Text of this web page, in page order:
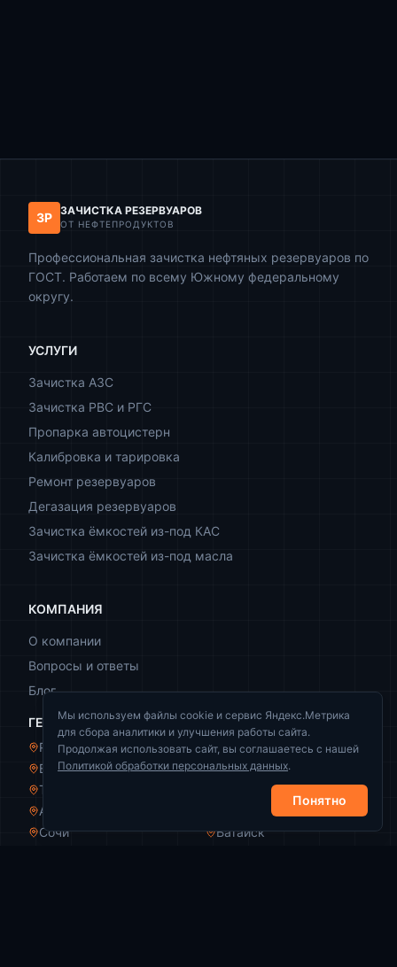
ЗР ЗАЧИСТКА РЕЗЕРВУАРОВ
ОТ НЕФТЕПРОДУКТОВ
Профессиональная зачистка нефтяных резервуаров по
ГОСТ. Работаем по всему Южному федеральному
округу.
УСЛУГИ
Зачистка АЗС
Зачистка РВС и РГС
Пропарка автоцистерн
Калибровка и тарировка
Ремонт резервуаров
Дегазация резервуаров
Зачистка ёмкостей из-под КАС
Зачистка ёмкостей из-под масла
КОМПАНИЯ
О компании
Вопросы и ответы
Блог
ГЕОГРАФИЯ
Ростов-на-Дону
Краснодар
Волгоград
Новороссийск
Таганрог
Волжский
Армавир
Пятигорск
Сочи
Батайск
Мы используем файлы cookie и сервис Яндекс.Метрика
для сбора аналитики и улучшения работы сайта.
Продолжая использовать сайт, вы соглашаетесь с нашей
Политикой обработки персональных данных.
Понятно